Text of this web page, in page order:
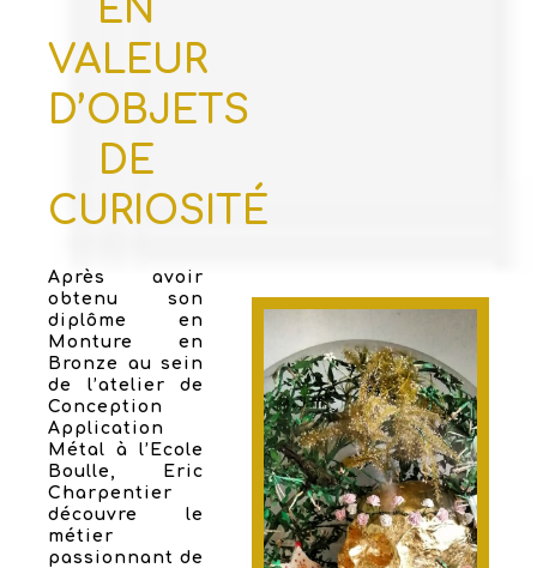
EN
VALEUR
D’OBJETS
DE
CURIOSITÉ
Après avoir
obtenu son
diplôme en
Monture en
Bronze au sein
de l’atelier de
Conception
Application
Métal à l’Ecole
Boulle, Eric
Charpentier
découvre le
métier
passionnant de